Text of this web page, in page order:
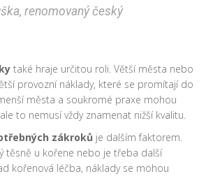
renomovaný český
také hraje určitou roli. Větší města nebo
provozní náklady, které se promítají do
města a soukromé praxe mohou
to nemusí vždy znamenat nižší kvalitu.
zákroků je dalším faktorem.
těsně u kořene nebo je třeba další
kořenová léčba, náklady se mohou